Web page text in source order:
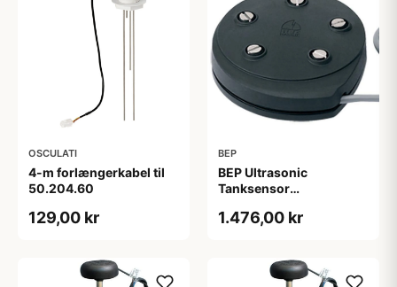
OSCULATI
4-m forlængerkabel til
50.204.60
129,00 kr
BEP
BEP Ultrasonic
Tanksensor
1.476,00 kr